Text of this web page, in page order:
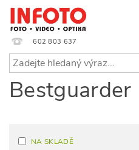
602 803 637
Bestguarder
NA SKLADĚ